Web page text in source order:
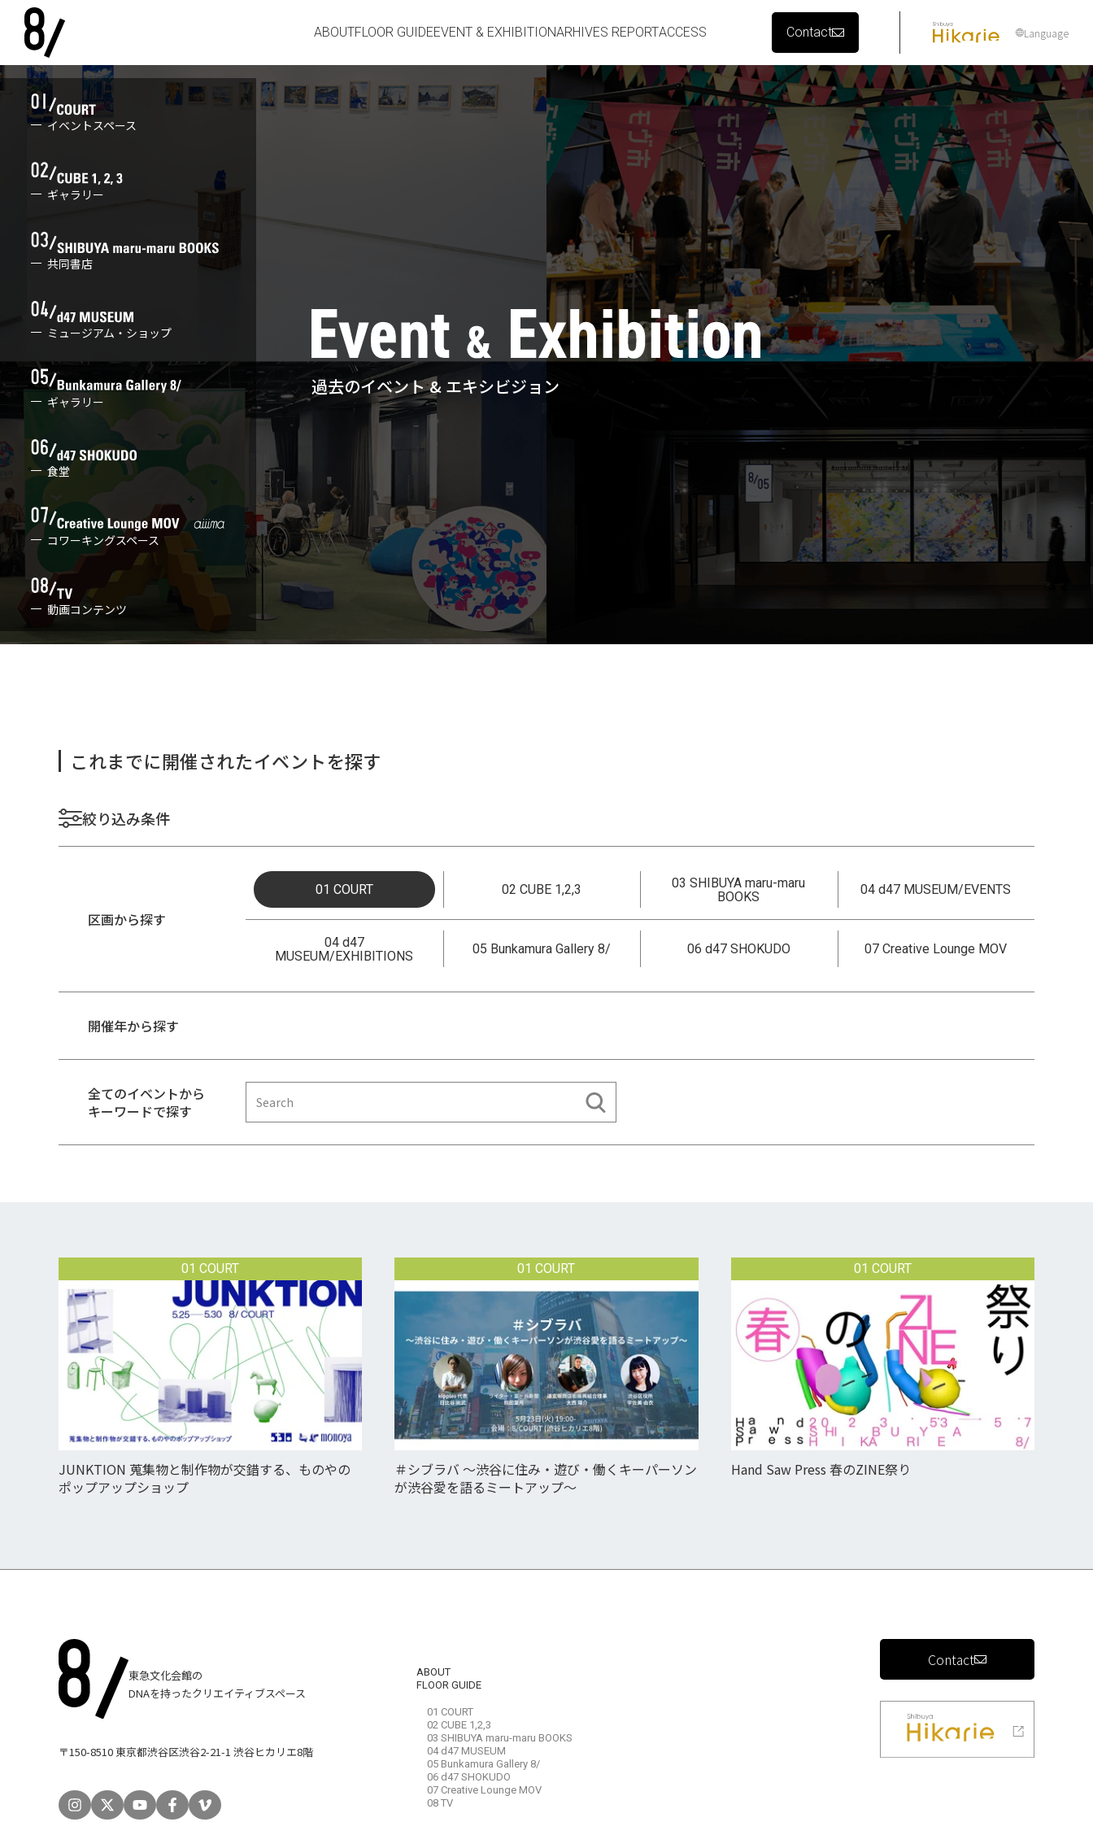
Language
Contact
ABOUTFLOOR GUIDEEVENT & EXHIBITIONARHIVES REPORTACCESS
イベントスペース
ギャラリー
共同書店
ミュージアム・ショップ
ギャラリー
食堂
コワーキングスペース
動画コンテンツ
過去のイベント & エキシビジョン
これまでに開催されたイベントを探す
絞り込み条件
区画から探す
01 COURT 02 CUBE 1,2,3
03 SHIBUYA maru-maru
BOOKS
04 d47 MUSEUM/EVENTS
04 d47
MUSEUM/EXHIBITIONS
05 Bunkamura Gallery 8/ 06 d47 SHOKUDO 07 Creative Lounge MOV
開催年から探す
全てのイベントから
キーワードで探す
01 COURT
JUNKTION 蒐集物と制作物が交錯する、ものやの
ポップアップショップ
01 COURT
＃シブラバ ～渋谷に住み・遊び・働くキーパーソン
が渋谷愛を語るミートアップ～
01 COURT
Hand Saw Press 春のZINE祭り
東急文化会館の
DNAを持ったクリエイティブスペース
〒150-8510 東京都渋谷区渋谷2-21-1 渋谷ヒカリエ8階
Contact
ABOUT
FLOOR GUIDE
01 COURT
02 CUBE 1,2,3
03 SHIBUYA maru-maru BOOKS
04 d47 MUSEUM
05 Bunkamura Gallery 8/
06 d47 SHOKUDO
07 Creative Lounge MOV
08 TV